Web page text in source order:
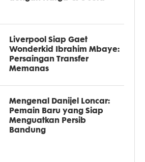
Liverpool Siap Gaet
Wonderkid Ibrahim Mbaye:
Persaingan Transfer
Memanas
Mengenal Danijel Loncar:
Pemain Baru yang Siap
Menguatkan Persib
Bandung